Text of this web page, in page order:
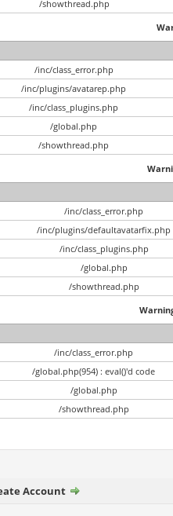
/showthread.php
/inc/class_error.php
/inc/plugins/avatarep.php
/inc/class_plugins.php
/global.php
/showthread.php
/inc/class_error.php
/inc/plugins/defaultavatarfix.php
/inc/class_plugins.php
/global.php
/showthread.php
/inc/class_error.php
/global.php(954) : eval()'d code
/global.php
/showthread.php
Account